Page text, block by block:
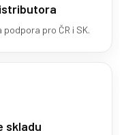
pro ČR i SK.
skladu